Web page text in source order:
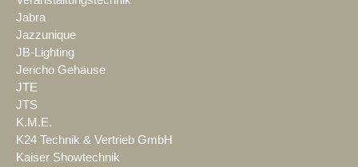
Jabra
Jazzunique
JB-Lighting
Jericho Gehäuse
JTE
JTS
K.M.E.
K24 Technik & Vertrieb GmbH
Kaiser Showtechnik